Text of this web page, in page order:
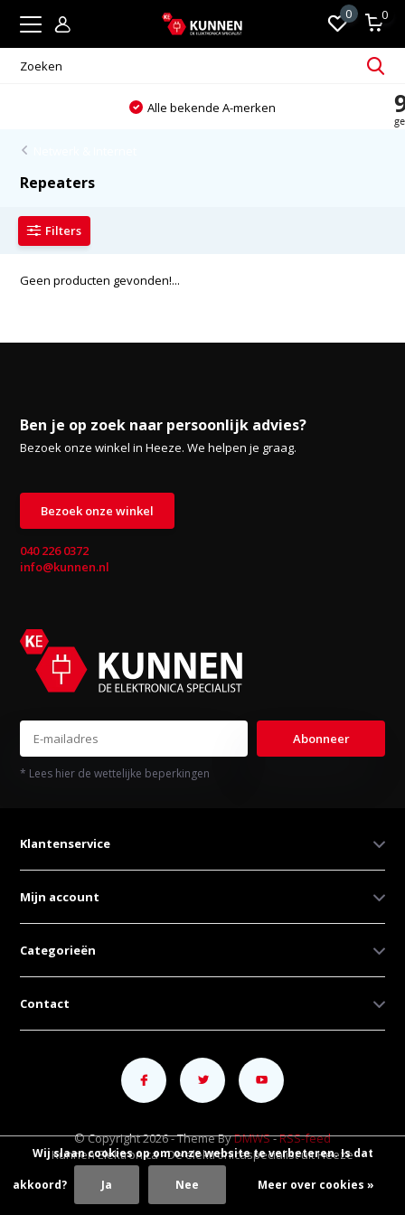
0 0
Alle bekende A-merken
Repeaters
Filters
Geen producten gevonden!...
Ben je op zoek naar persoonlijk advies?
Bezoek onze winkel in Heeze. We helpen je graag.
Bezoek onze winkel
040 226 0372
info@kunnen.nl
Abonneer
* Lees hier de wettelijke beperkingen
Klantenservice
Mijn account
Categorieën
Contact
© Copyright 2026 - Theme ByDMWS-RSS-feed
Kunnen Elektronica - De elektronicaspecialist uit Heeze
Wij slaan cookies op om onze website te verbeteren. Is dat
akkoord? Ja Nee Meer over cookies »